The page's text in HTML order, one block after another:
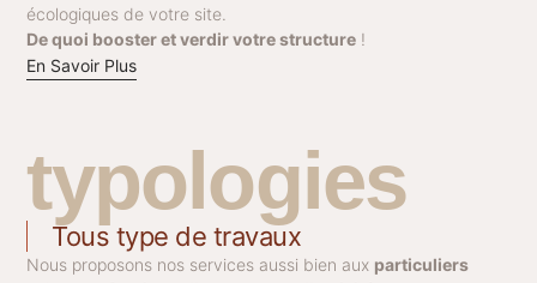
écologiques de votre site.
De quoi booster et verdir votre structure !
En Savoir Plus
typologies
Tous type de travaux
Nous proposons nos services aussi bien aux particuliers